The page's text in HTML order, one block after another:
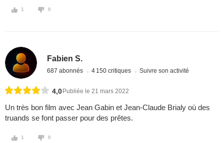
1 0
Fabien S.
687 abonnés 4 150 critiques Suivre son activité
4,0 Publiée le 21 mars 2022
Un très bon film avec Jean Gabin et Jean-Claude Brialy où des
truands se font passer pour des prêtes.
1 0